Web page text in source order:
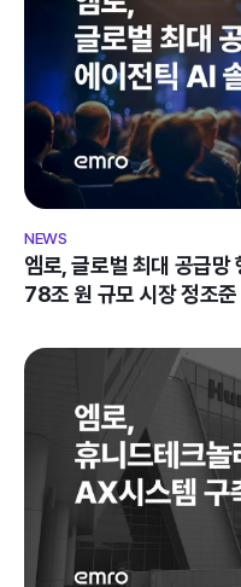
엠로, 글로벌 최대 공급
78조 원 규모 시장 정조준